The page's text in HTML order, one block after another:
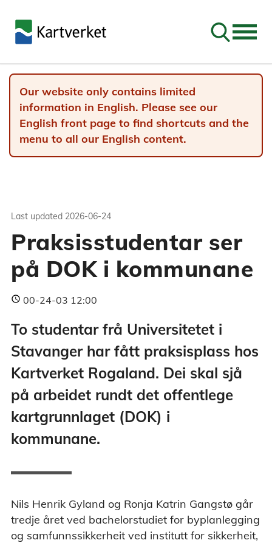
Go to
Our website only contains limited
information in English. Please see our
English front page to find shortcuts and the
menu to all our English content.
Last updated 2026-06-24
Praksisstudentar ser
på DOK i kommunane
00-24-03 12:00
To studentar frå Universitetet i
Stavanger har fått praksisplass hos
Kartverket Rogaland. Dei skal sjå
på arbeidet rundt det offentlege
kartgrunnlaget (DOK) i
kommunane.
Nils Henrik Gyland og Ronja Katrin Gangstø går
tredje året ved bachelorstudiet for byplanlegging
og samfunnssikkerheit ved institutt for sikkerheit,